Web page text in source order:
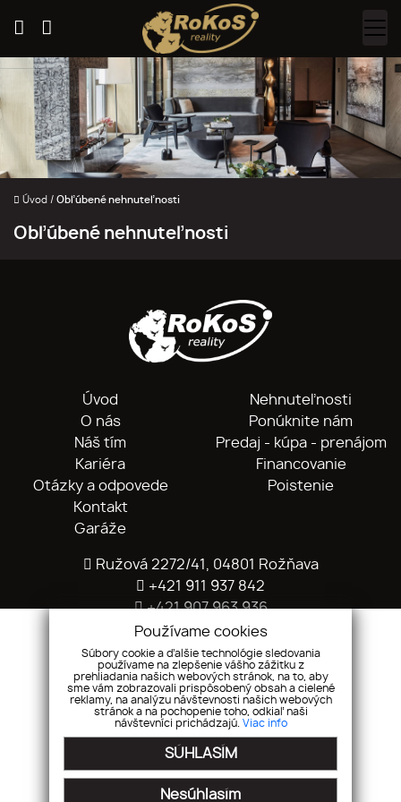
Úvod / Obľúbené nehnuteľnosti
Obľúbené nehnuteľnosti
Úvod
O nás
Náš tím
Kariéra
Otázky a odpovede
Kontakt
Garáže
Nehnuteľnosti
Ponúknite nám
Predaj - kúpa - prenájom
Financovanie
Poistenie
Ružová 2272/41, 04801 Rožňava
+421 911 937 842
+421 907 963 936
info@rokos.sk
Pridajte si nás
Používame cookies
Súbory cookie a ďalšie technológie sledovania
používame na zlepšenie vášho zážitku z
prehliadania našich webových stránok, na to, aby
sme vám zobrazovali prispôsobený obsah a cielené
reklamy, na analýzu návštevnosti našich webových
stránok a na pochopenie toho, odkiaľ naši
návštevníci prichádzajú. Viac info
SÚHLASÍM
Nesúhlasím